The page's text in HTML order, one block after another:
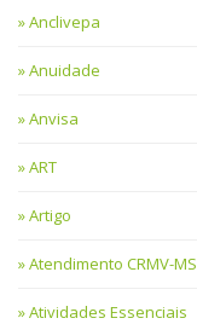
Anclivepa
Anuidade
Anvisa
ART
Artigo
Atendimento CRMV-MS
Atividades Essenciais